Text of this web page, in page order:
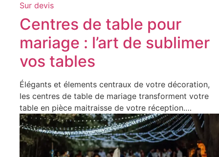
Sur devis
Centres de table pour
mariage : l’art de sublimer
vos tables
Élégants et élements centraux de votre décoration,
les centres de table de mariage transforment votre
table en pièce maitraisse de votre réception.…